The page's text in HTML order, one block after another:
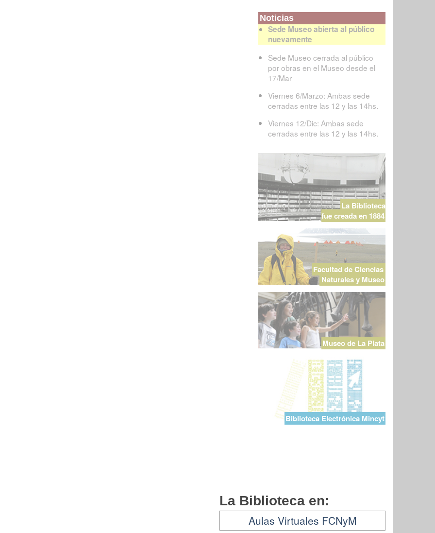
Noticias
Sede Museo abierta al público
nuevamente
Sede Museo cerrada al público
por obras en el Museo desde el
17/Mar
Viernes 6/Marzo: Ambas sede
cerradas entre las 12 y las 14hs.
Viernes 12/Dic: Ambas sede
cerradas entre las 12 y las 14hs.
La Biblioteca
fue creada en 1884
Facultad de Ciencias
Naturales y Museo
Museo de La Plata
Biblioteca Electrónica Mincyt
La Biblioteca en:
Aulas Virtuales FCNyM